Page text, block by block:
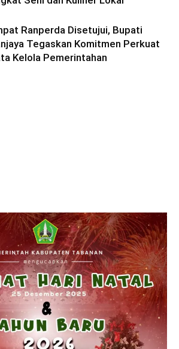
Ranperda Disetujui, Bupati
Tegaskan Komitmen Perkuat
Kelola Pemerintahan